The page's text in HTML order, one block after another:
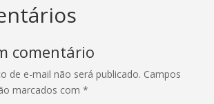
comentário
de e-mail não será publicado. Campos
marcados com *